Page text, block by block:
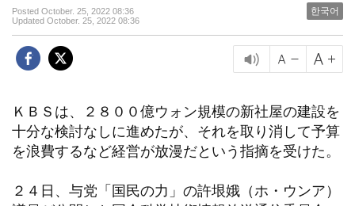
Posted October. 25, 2022 08:36
Updated October. 25, 2022 08:36
한국어
ＫＢＳは、２８００億ウォン規模の新社屋の建設を
十分な検討なしに進めたが、それを取り消して予算
を浪費するなど経営が放漫だという指摘を受けた。
２４日、与党「国民の力」の許垠娥（ホ・ウンア）